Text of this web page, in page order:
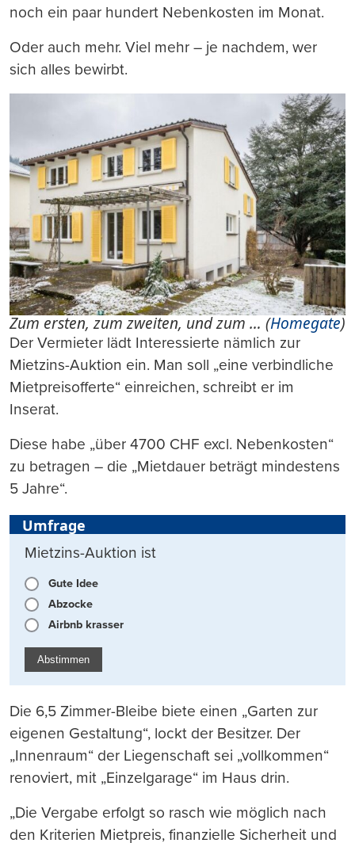
noch ein paar hundert Nebenkosten im Monat.
Oder auch mehr. Viel mehr – je nachdem, wer
sich alles bewirbt.
Zum ersten, zum zweiten, und zum … (Homegate)
Der Vermieter lädt Interessierte nämlich zur
Mietzins-Auktion ein. Man soll „eine verbindliche
Mietpreisofferte“ einreichen, schreibt er im
Inserat.
Diese habe „über 4700 CHF excl. Nebenkosten“
zu betragen – die „Mietdauer beträgt mindestens
5 Jahre“.
Umfrage
Mietzins-Auktion ist
Gute Idee
Abzocke
Airbnb krasser
Abstimmen
Die 6,5 Zimmer-Bleibe biete einen „Garten zur
eigenen Gestaltung“, lockt der Besitzer. Der
„Innenraum“ der Liegenschaft sei „vollkommen“
renoviert, mit „Einzelgarage“ im Haus drin.
„Die Vergabe erfolgt so rasch wie möglich nach
den Kriterien Mietpreis, finanzielle Sicherheit und